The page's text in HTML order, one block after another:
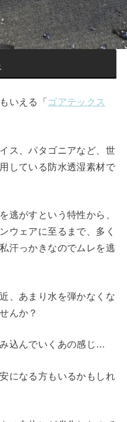
いえる「 ゴアテックス
ス、パタゴニアなど、世
している防水透湿素材で
逃がすという特性から、
ウェアに至るまで、多く
汗っかきなのでムレを逃
、あまり水を弾かなくな
んか？
込んでいくあの感じ…
になる方もいるかもしれ